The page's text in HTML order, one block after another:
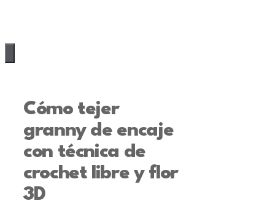
Cómo tejer
granny de encaje
con técnica de
crochet libre y flor
3D